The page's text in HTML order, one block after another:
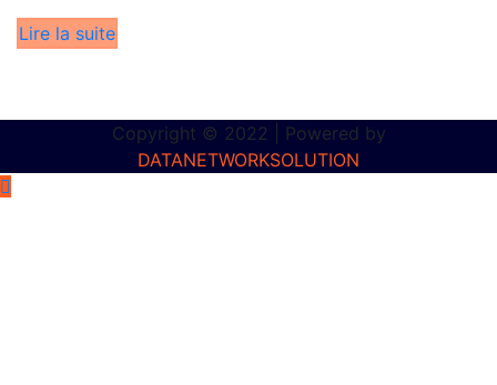
Lire la suite
Copyright © 2022 | Powered by
DATANETWORKSOLUTION